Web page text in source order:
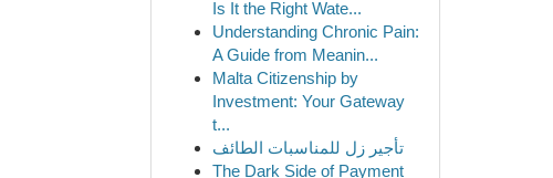
Is It the Right Wate...
Understanding Chronic Pain:
A Guide from Meanin...
Malta Citizenship by
Investment: Your Gateway
t...
تأجير زل للمناسبات الطائف
The Dark Side of Payment